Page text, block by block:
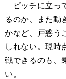
ピッチに立っ
るのか、また動
かなど、戸惑う
しれない。現時
戦できるのも、
い。